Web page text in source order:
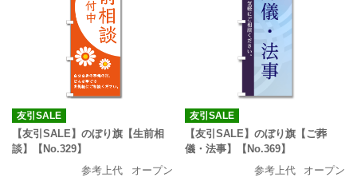
友引SALE
【友引SALE】のぼり旗【生前相
談】【No.329】
参考上代
オープン
友引SALE
【友引SALE】のぼり旗【ご葬
儀・法事】【No.369】
参考上代
オープン